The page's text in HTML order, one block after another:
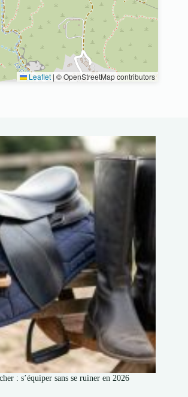
Leaflet | © OpenStreetMap contributors
: s’équiper sans se ruiner en 2026